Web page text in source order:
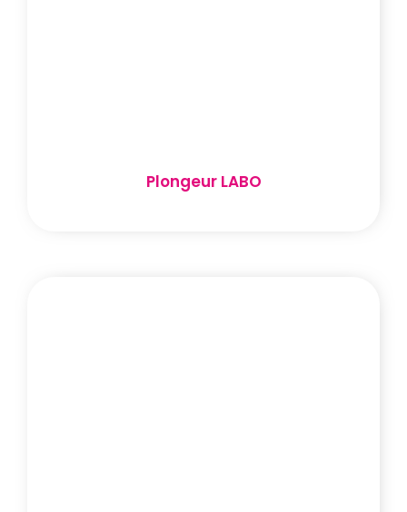
Plongeur LABO